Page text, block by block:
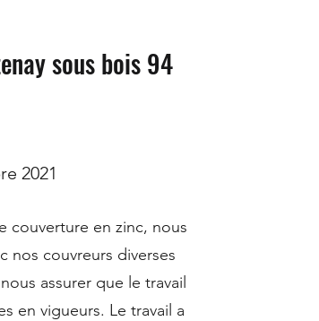
sous bois 94
2021
couverture en zinc, nous
nos couvreurs diverses
assurer que le travail
en vigueurs. Le travail a